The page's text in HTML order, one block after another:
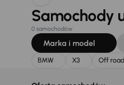
Samochody
0 samochodów
Marka i model
BMW X3 Off road